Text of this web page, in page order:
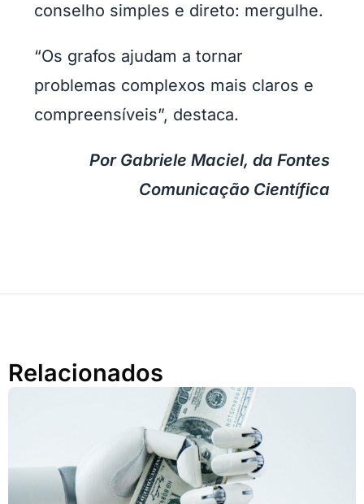
conselho simples e direto: mergulhe.
“Os grafos ajudam a tornar
problemas complexos mais claros e
compreensíveis”, destaca.
Por Gabriele Maciel, da Fontes
Comunicação Científica
Relacionados